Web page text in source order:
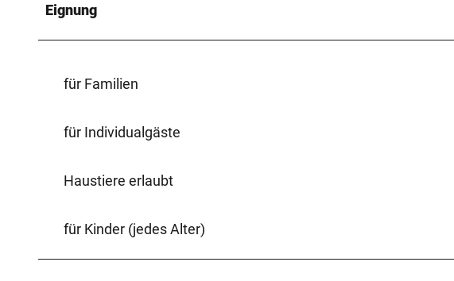
Eignung
für Familien
für Individualgäste
Haustiere erlaubt
für Kinder (jedes Alter)